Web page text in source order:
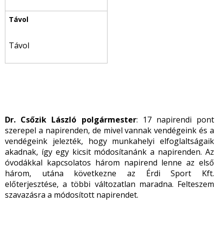
Távol
Dr. Csőzik László polgármester: 17 napirendi pont
szerepel a napirenden, de mivel vannak vendégeink és a
vendégeink jelezték, hogy munkahelyi elfoglaltságaik
akadnak, így egy kicsit módosítanánk a napirenden. Az
óvodákkal kapcsolatos három napirend lenne az első
három, utána következne az Érdi Sport Kft.
előterjesztése, a többi változatlan maradna. Felteszem
szavazásra a módosított napirendet.